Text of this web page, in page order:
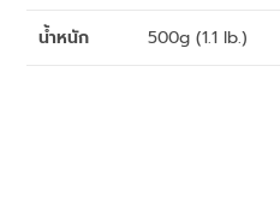
น้ำหนัก 500g (1.1 lb.)